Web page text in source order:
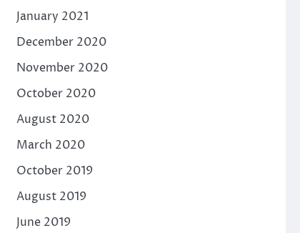
January 2021
December 2020
November 2020
October 2020
August 2020
March 2020
October 2019
August 2019
June 2019